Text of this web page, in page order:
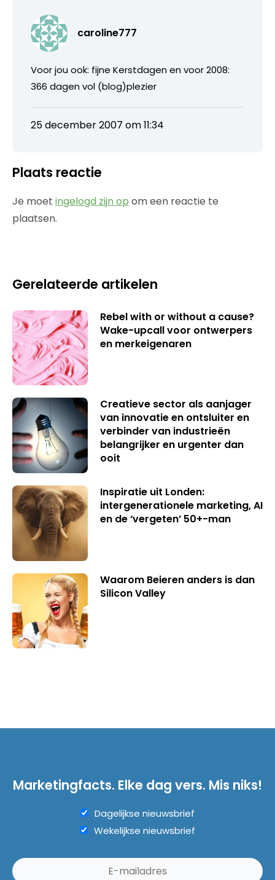
caroline777
Voor jou ook: fijne Kerstdagen en voor 2008:
366 dagen vol (blog)plezier
25 december 2007 om 11:34
Plaats reactie
Je moet ingelogd zijn op om een reactie te
plaatsen.
Gerelateerde artikelen
Rebel with or without a cause?
Wake-upcall voor ontwerpers
en merkeigenaren
Creatieve sector als aanjager
van innovatie en ontsluiter en
verbinder van industrieën
belangrijker en urgenter dan
ooit
Inspiratie uit Londen:
intergenerationele marketing, AI
en de ‘vergeten’ 50+-man
Waarom Beieren anders is dan
Silicon Valley
Marketingfacts. Elke dag vers. Mis niks!
Dagelijkse nieuwsbrief
Wekelijkse nieuwsbrief